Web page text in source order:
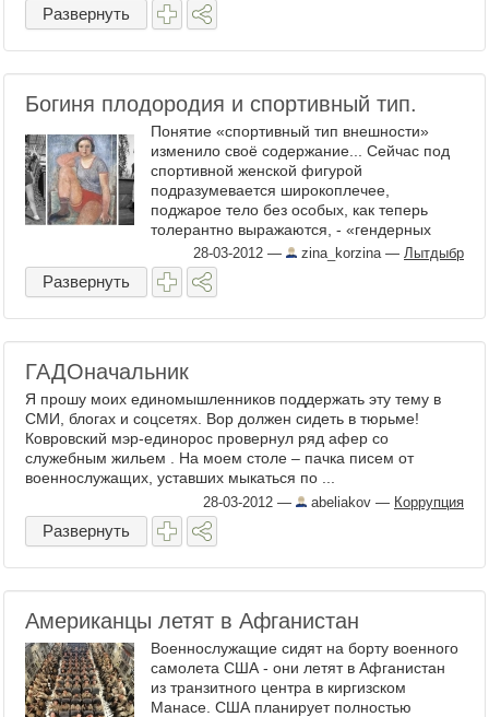
Развернуть
Богиня плодородия и спортивный тип.
Понятие «спортивный тип внешности»
изменило своё содержание... Сейчас под
спортивной женской фигурой
подразумевается широкоплечее,
поджарое тело без особых, как теперь
толерантно выражаются, - «гендерных
признаков». Это тело, которое чаще ...
28-03-2012 — zina_korzina— Лытдыбр
Развернуть
ГАДОначальник
Я прошу моих единомышленников поддержать эту тему в
СМИ, блогах и соцсетях. Вор должен сидеть в тюрьме!
Ковровский мэр-единорос провернул ряд афер со
служебным жильем . На моем столе – пачка писем от
военнослужащих, уставших мыкаться по ...
28-03-2012 — abeliakov — Коррупция
Развернуть
Американцы летят в Афганистан
Военнослужащие сидят на борту военного
самолета США - они летят в Афганистан
из транзитного центра в киргизском
Манасе. США планирует полностью